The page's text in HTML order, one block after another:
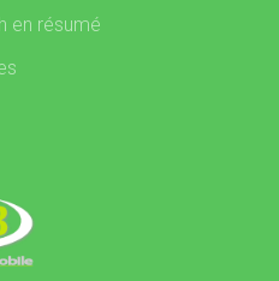
en résumé